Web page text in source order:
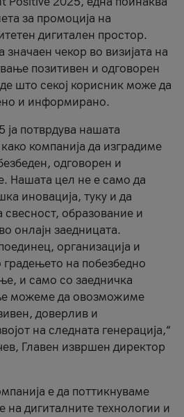
за промоција на
дигитален простор.
значаен чекор во визијата на
позитивен и одговорен
што секој корисник може да
и информирано.
ја потврдува нашата
компанија да изградиме
одговорен и
Нашата цел не е само да
иновација, туку и да
свесност, образование и
онлајн заедницата.
организација и
градењето на побезбедно
и само со заедничка
можеме да овозможиме
доверлив и
на следната генерација,“
Главен извршен директор
е да поттикнуваме
на дигиталните технологии и